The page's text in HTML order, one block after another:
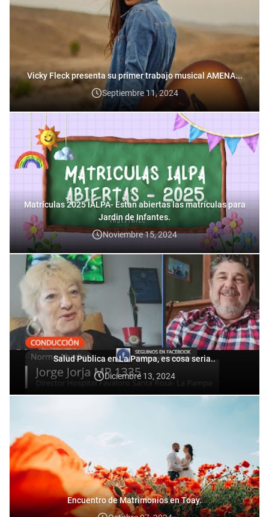
Vicky Fleck presenta su primer trabajo musical AMENA...
Septiembre 11, 2024
Matrículas 2025 IALPA- Estan abiertas las matrículas para
Jardin de Infantes.
Noviembre 15, 2024
Salud Publica en La Pampa, es cosa seria..
Diciembre 13, 2024
Encuentro de Matrimonios en Toay.